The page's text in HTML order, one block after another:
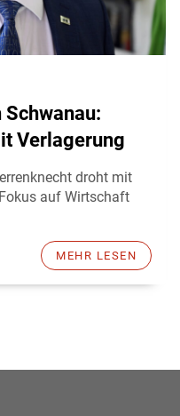
Verlagerung
droht mit
auf Wirtschaft
MEHR LESEN